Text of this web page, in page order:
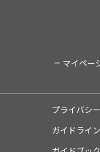
マイペー
プライバシ
ガイドライン